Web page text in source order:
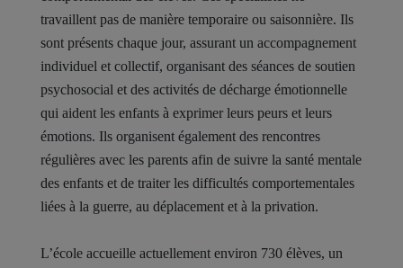
travaillent pas de manière temporaire ou saisonnière. Ils
sont présents chaque jour, assurant un accompagnement
individuel et collectif, organisant des séances de soutien
psychosocial et des activités de décharge émotionnelle
qui aident les enfants à exprimer leurs peurs et leurs
émotions. Ils organisent également des rencontres
régulières avec les parents afin de suivre la santé mentale
des enfants et de traiter les difficultés comportementales
liées à la guerre, au déplacement et à la privation.
L’école accueille actuellement environ 730 élèves, un